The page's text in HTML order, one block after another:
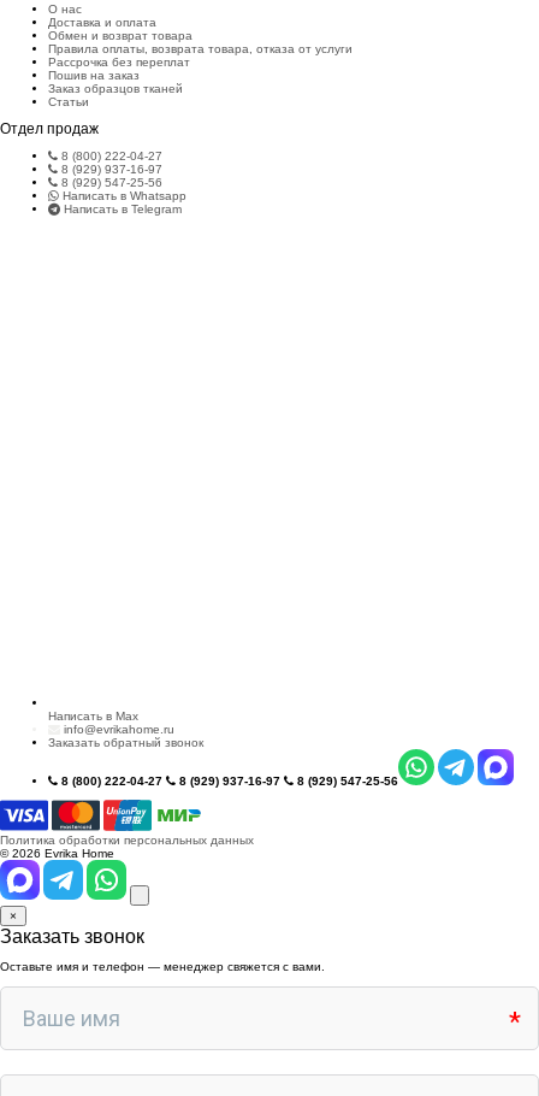
О нас
Доставка и оплата
Обмен и возврат товара
Правила оплаты, возврата товара, отказа от услуги
Рассрочка без переплат
Пошив на заказ
Заказ образцов тканей
Статьи
Отдел продаж
8 (800) 222-04-27
8 (929) 937-16-97
8 (929) 547-25-56
Написать в Whatsapp
Написать в Telegram
Написать в Max
info@evrikahome.ru
Заказать обратный звонок
8 (800) 222-04-27 8 (929) 937-16-97 8 (929) 547-25-56
Политика обработки персональных данных
© 2026 Evrika Home
×
Заказать звонок
Оставьте имя и телефон — менеджер свяжется с вами.